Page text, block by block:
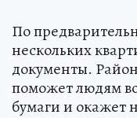
По
нескольких
документы.
поможет людям
бумаги и окажет